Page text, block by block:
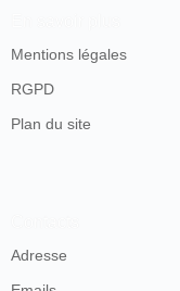
Mentions légales
RGPD
Plan du site
Adresse